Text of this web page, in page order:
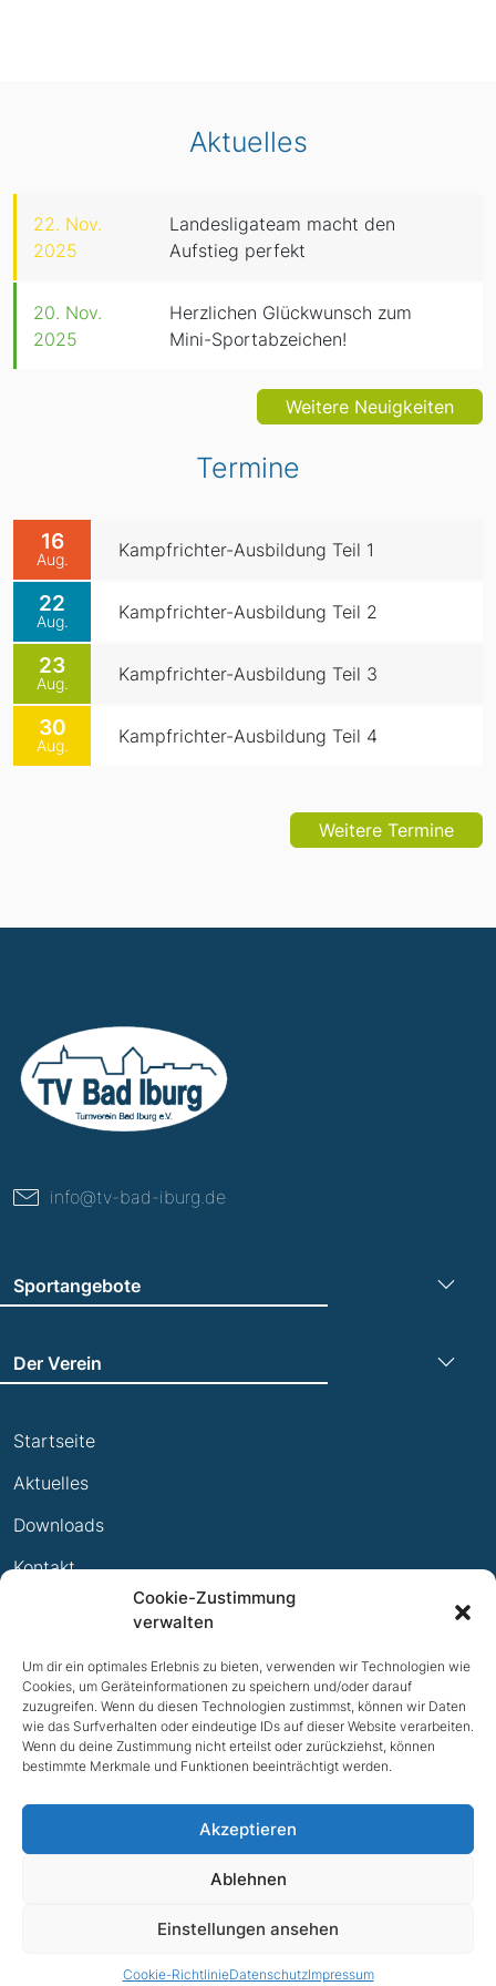
Cookie-Zustimmung
verwalten
Um dir ein optimales Erlebnis zu bieten, verwenden wir Technologien wie
Cookies, um Geräteinformationen zu speichern und/oder darauf
zuzugreifen. Wenn du diesen Technologien zustimmst, können wir Daten
wie das Surfverhalten oder eindeutige IDs auf dieser Website verarbeiten.
Wenn du deine Zustimmung nicht erteilst oder zurückziehst, können
bestimmte Merkmale und Funktionen beeinträchtigt werden.
Akzeptieren
Ablehnen
Einstellungen ansehen
Cookie-RichtlinieDatenschutzImpressum
Aktuelles
22. Nov.
2025
Landesligateam macht den
Aufstieg perfekt
20. Nov.
2025
Herzlichen Glückwunsch zum
Mini-Sportabzeichen!
Weitere Neuigkeiten
Termine
16
Aug. Kampfrichter-Ausbildung Teil 1
22
Aug. Kampfrichter-Ausbildung Teil 2
23
Aug. Kampfrichter-Ausbildung Teil 3
30
Aug. Kampfrichter-Ausbildung Teil 4
Weitere Termine
info@tv-bad-iburg.de
Sportangebote
Leichtathletik
Leistungsabzeichen
Der Verein
Termine
Ewige Erfolge
Mitglied werden
Startseite
Aktuelles
Downloads
Kontakt
© 2026 TV Bad Iburg e.V.